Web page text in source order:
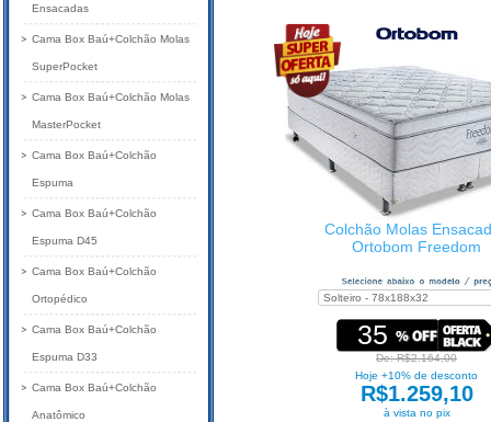
Colchão Molas
Ortobom Freedom
35
De: R$2.164,00
Hoje +10% de desconto
R$1.259,10
à vista no pix
Ensacadas
Cama Box Baú+Colchão Molas
SuperPocket
Cama Box Baú+Colchão Molas
MasterPocket
Cama Box Baú+Colchão
Espuma
Cama Box Baú+Colchão
Espuma D45
Cama Box Baú+Colchão
Ortopédico
Cama Box Baú+Colchão
Espuma D33
Cama Box Baú+Colchão
Anatômico